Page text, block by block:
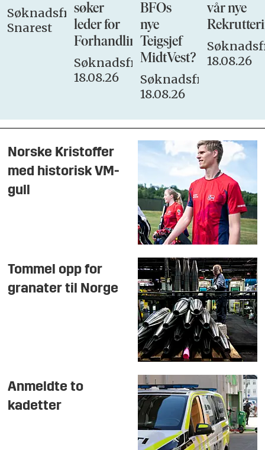
Søknadsfrist:
Snarest
søker
leder for
Forhandlingsutvalget
Søknadsfrist:
18.08.26
BFOs
nye
Teigsjef
MidtVest?
Søknadsfrist:
18.08.26
vår nye
18.08.26
Norske Kristoffer
med historisk VM-
gull
Tommel opp for
granater til Norge
Anmeldte to
kadetter